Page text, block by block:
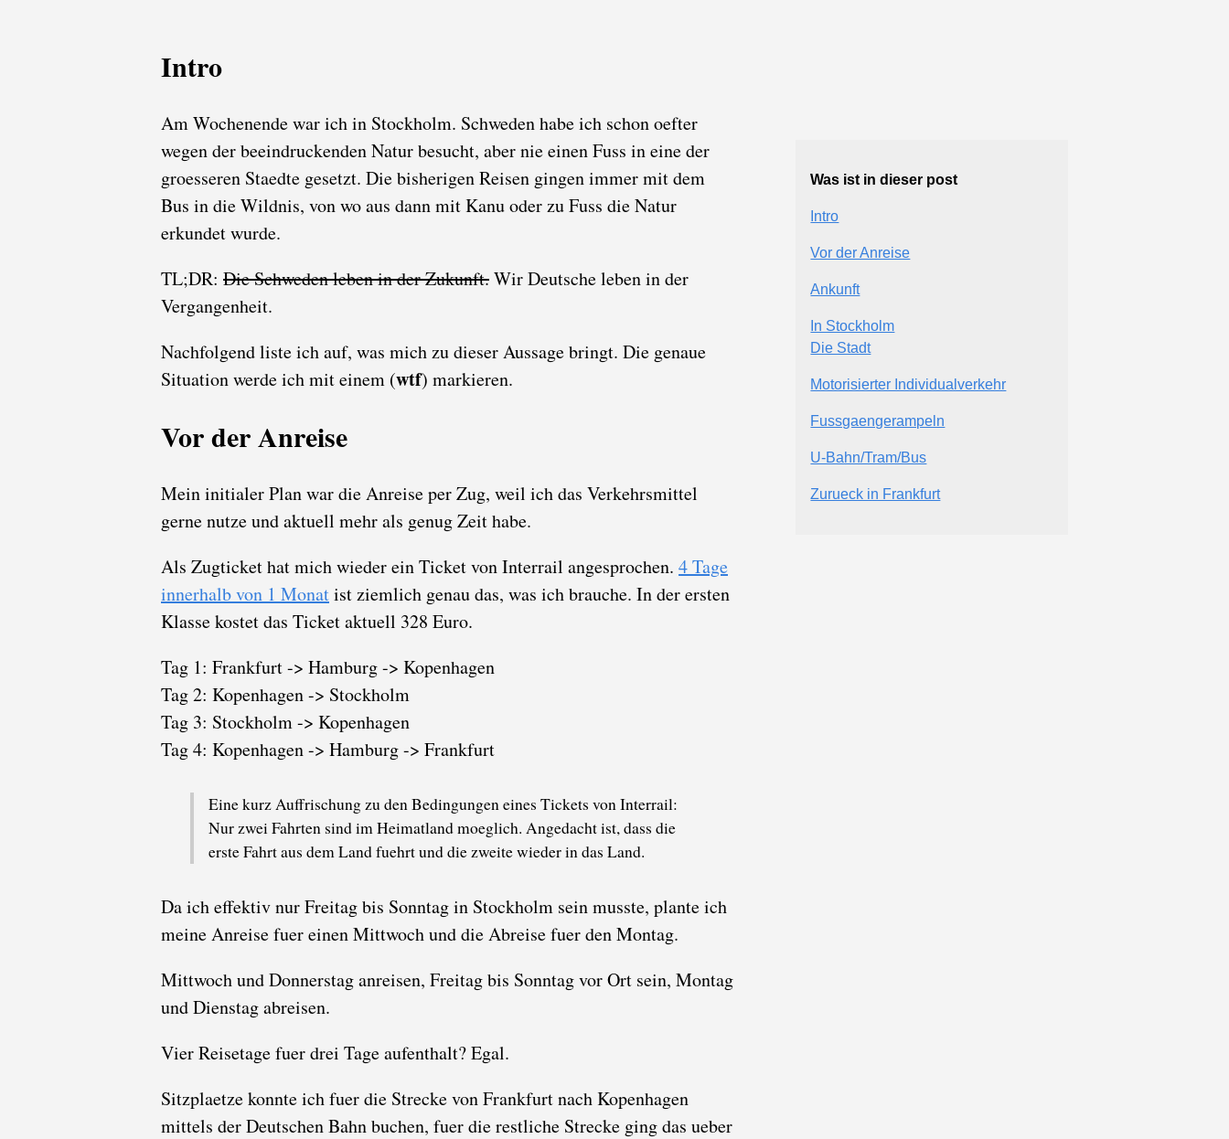
Intro
Am Wochenende war ich in Stockholm. Schweden habe ich schon oefter
wegen der beeindruckenden Natur besucht, aber nie einen Fuss in eine der
groesseren Staedte gesetzt. Die bisherigen Reisen gingen immer mit dem
Bus in die Wildnis, von wo aus dann mit Kanu oder zu Fuss die Natur
erkundet wurde.
TL;DR: Die Schweden leben in der Zukunft.Wir Deutsche leben in der
Vergangenheit.
Nachfolgend liste ich auf, was mich zu dieser Aussage bringt. Die genaue
Situation werde ich mit einem (wtf) markieren.
Vor der Anreise
Mein initialer Plan war die Anreise per Zug, weil ich das Verkehrsmittel
gerne nutze und aktuell mehr als genug Zeit habe.
Als Zugticket hat mich wieder ein Ticket von Interrail angesprochen. 4 Tage
innerhalb von 1 Monatist ziemlich genau das, was ich brauche. In der ersten
Klasse kostet das Ticket aktuell 328 Euro.
Tag 1: Frankfurt -> Hamburg -> Kopenhagen
Tag 2: Kopenhagen -> Stockholm
Tag 3: Stockholm -> Kopenhagen
Tag 4: Kopenhagen -> Hamburg -> Frankfurt
Eine kurz Auffrischung zu den Bedingungen eines Tickets von Interrail:
Nur zwei Fahrten sind im Heimatland moeglich. Angedacht ist, dass die
erste Fahrt aus dem Land fuehrt und die zweite wieder in das Land.
Da ich effektiv nur Freitag bis Sonntag in Stockholm sein musste, plante ich
meine Anreise fuer einen Mittwoch und die Abreise fuer den Montag.
Mittwoch und Donnerstag anreisen, Freitag bis Sonntag vor Ort sein, Montag
und Dienstag abreisen.
Vier Reisetage fuer drei Tage aufenthalt? Egal.
Sitzplaetze konnte ich fuer die Strecke von Frankfurt nach Kopenhagen
mittels der Deutschen Bahn buchen, fuer die restliche Strecke ging das ueber
Was ist in dieser post
Intro
Vor der Anreise
Ankunft
In Stockholm
Die Stadt
Motorisierter Individualverkehr
Fussgaengerampeln
U-Bahn/Tram/Bus
Zurueck in Frankfurt